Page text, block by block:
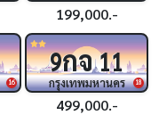
199,000.-
16 18
9กจ11
กรุงเทพมหานคร
499,000.-